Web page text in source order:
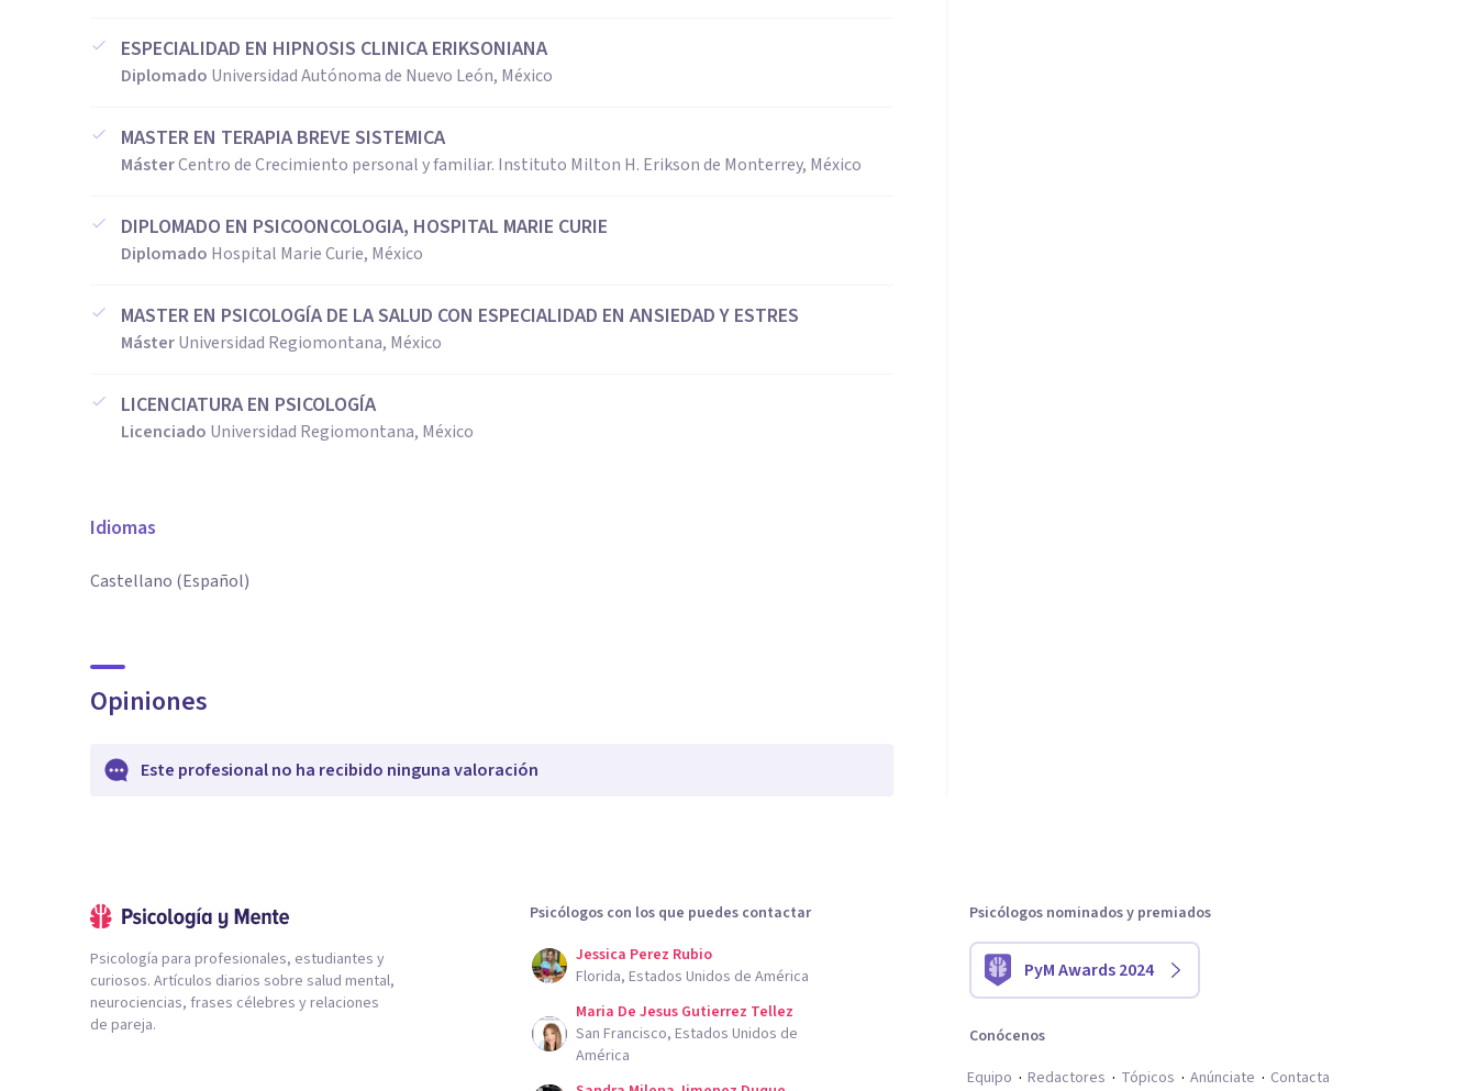
ESPECIALIDAD EN HIPNOSIS CLINICA ERIKSONIANA
Diplomado Universidad Autónoma de Nuevo León, México
MASTER EN TERAPIA BREVE SISTEMICA
MásterCentro de Crecimiento personal y familiar. Instituto Milton H. Erikson de Monterrey, México
DIPLOMADO EN PSICOONCOLOGIA, HOSPITAL MARIE CURIE
Diplomado Hospital Marie Curie, México
MASTER EN PSICOLOGÍA DE LA SALUD CON ESPECIALIDAD EN ANSIEDAD Y ESTRES
MásterUniversidad Regiomontana, México
LICENCIATURA EN PSICOLOGÍA
Licenciado Universidad Regiomontana, México
Idiomas
Castellano (Español)
Opiniones
Este profesional no ha recibido ninguna valoración
Psicología para profesionales, estudiantes y
curiosos. Artículos diarios sobre salud mental,
neurociencias, frases célebres y relaciones
de pareja.
Psicólogos con los que puedes contactar
Jessica Perez Rubio
Florida, Estados Unidos de América
Maria De Jesus Gutierrez Tellez
San Francisco, Estados Unidos de
América
Psicólogos nominados y premiados
PyM Awards 2024
Conócenos
Equipo
Redactores Tópicos Anúnciate Contacta